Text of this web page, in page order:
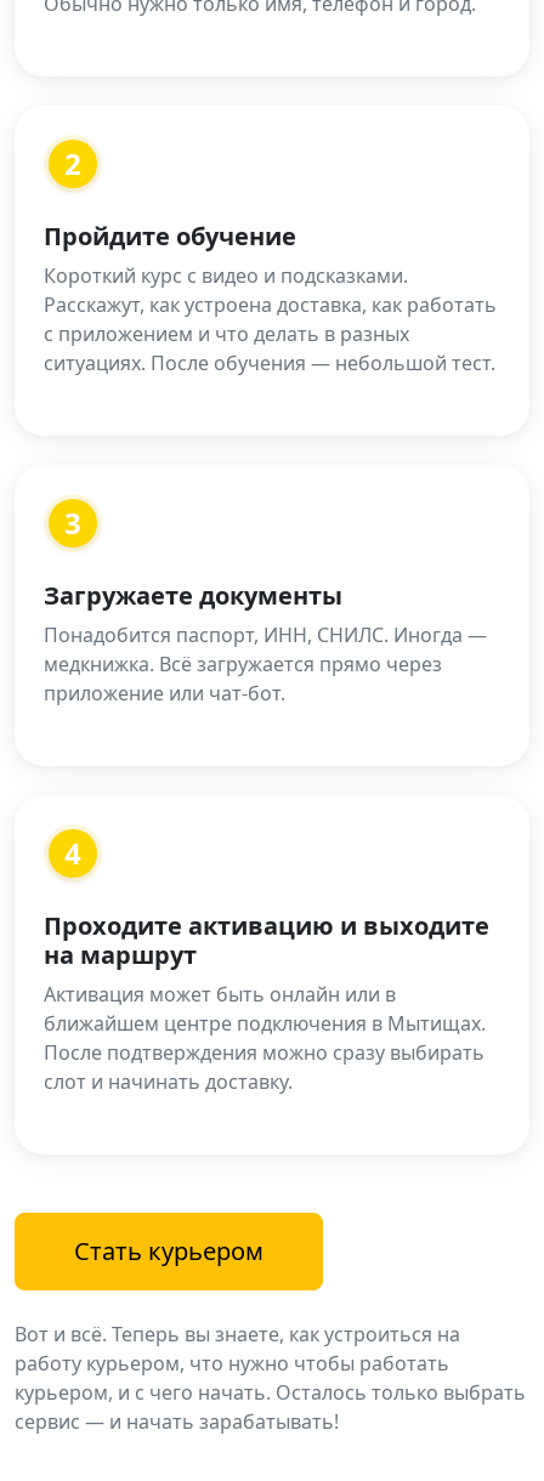
2
Пройдите обучение
Короткий курс с видео и подсказками.
Расскажут, как устроена доставка, как работать
с приложением и что делать в разных
ситуациях. После обучения — небольшой тест.
3
Загружаете документы
Понадобится паспорт, ИНН, СНИЛС. Иногда —
медкнижка. Всё загружается прямо через
приложение или чат-бот.
4
Проходите активацию и выходите
на маршрут
Активация может быть онлайн или в
ближайшем центре подключения в Мытищах.
После подтверждения можно сразу выбирать
слот и начинать доставку.
Стать курьером
Вот и всё. Теперь вы знаете, как устроиться на
работу курьером, что нужно чтобы работать
курьером, и с чего начать. Осталось только выбрать
сервис — и начать зарабатывать!